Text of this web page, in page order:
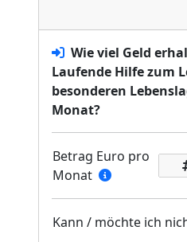
Wie viel Geld
Laufende Hilfe zum
besonderen
Monat?
Betrag Euro pro
Monat
Kann / möchte ich